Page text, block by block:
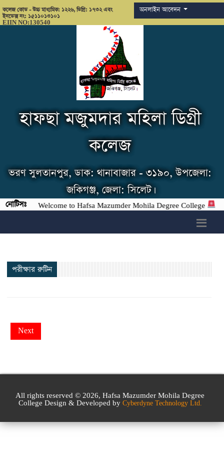
কলেজ কোড - উচ্চ মাধ্যমিক: ১২২৬, ডিগ্রি: ১৭৩২ এবং
ইনডেক্স নং: ১৫১১০১৩১০১
EIIN NO:130540
অনলাইন আবেদন
হাফছা মজুমদার মহিলা ডিগ্রী
কলেজ
ভরণ সুলতানপুর, ডাক: থানাবাজার - ৩১৯০, উপজেলা:
জকিগঞ্জ, জেলা: সিলেট।
নোটিসঃ
Welcome to Hafsa Mazumder Mohila Degree College
পরীক্ষার রুটিন
Next
All rights reserved © 2026, Hafsa Mazumder Mohila Degree
College Design & Developed by Cyberdyne Technology Ltd.